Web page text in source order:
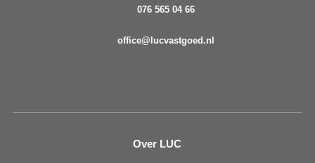
076 565 04 66
office@lucvastgoed.nl
Over LUC